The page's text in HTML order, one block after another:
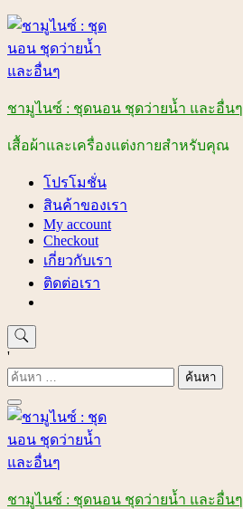
Skip
content
ชามูไนซ์ : ชุดนอน ชุดว่ายน้ำ และอื่นๆ
เสื้อผ้าและเครื่องแต่งกายสำหรับคุณ
โปรโมชั่น
สินค้าของเรา
My account
Checkout
เกี่ยวกับเรา
ติดต่อเรา
'
ค้นหา
สำหรับ:
ชามูไนซ์ : ชุดนอน ชุดว่ายน้ำ และอื่นๆ